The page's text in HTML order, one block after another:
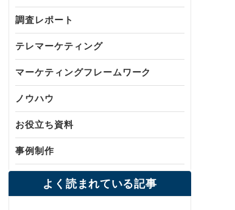
調査レポート
テレマーケティング
マーケティングフレームワーク
ノウハウ
お役立ち資料
事例制作
よく読まれている記事